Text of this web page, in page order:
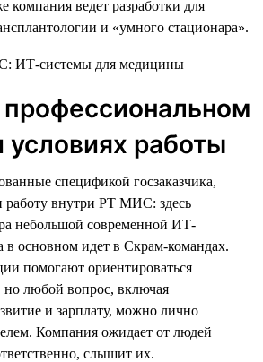
ведет разработки для
и «умного стационара».
условиях работы
спецификой госзаказчика,
работу внутри РТ МИС: здесь
небольшой современной ИТ-
в основном идет в Скрам-командах.
помогают ориентироваться
но любой вопрос, включая
и зарплату, можно лично
Компания ожидает от людей
слышит их.